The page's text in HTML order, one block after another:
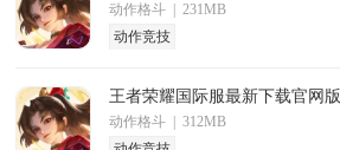
动作格斗 | 231MB
动作竞技
王者荣耀国际服最新下载官网版
动作格斗 | 312MB